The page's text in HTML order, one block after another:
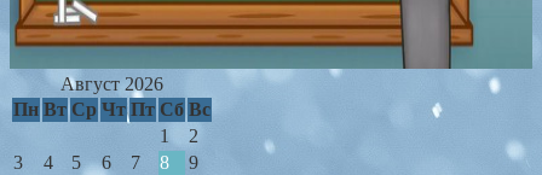
Август 2026
Пн Вт Ср Чт Пт Сб Вс
1
2
3
4 5 6 7 8
9